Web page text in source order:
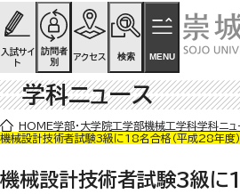
ページの先頭です
ページ内を移動するためのリンク
本文(c)へ
入試サイ
ト
訪問者
別
アクセス 検索 MENU
ここから本文です。
学科ニュース
HOME学部・大学院工学部機械工学科学科ニュ
機械設計技術者試験3級に18名合格（平成28年度）
機械設計技術者試験3級に